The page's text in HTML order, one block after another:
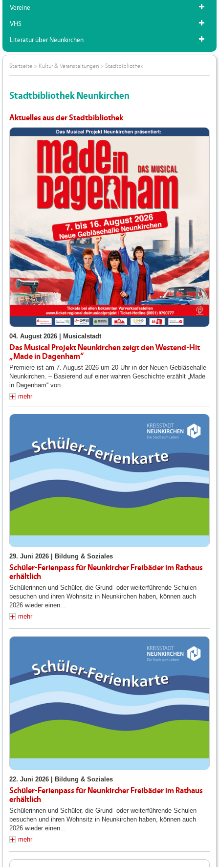
Vereine
VHS
Literatur über Neunkirchen
Startseite > Kultur & Veranstaltungen > Stadtbibliothek
Stadtbibliothek Neunkirchen
Aktuelles aus der Stadtbibliothek
04. August 2026 | Musicalstadt
Das Musical Projekt Neunkirchen zeigt den Westend-Hit
„Made in Dagenham“
Premiere ist am 7. August 2026 um 20 Uhr in der Neuen Gebläsehalle
Neunkirchen. – Basierend auf einer wahren Geschichte erzählt „Made
in Dagenham“ von...
mehr
29. Juni 2026 | Bildung & Soziales
Schüler-Ferienpass für Neunkircher Freibäder im Rathaus
erhältlich
Schülerinnen und Schüler, die Grund- oder weiterführende Schulen
besuchen und ihren Wohnsitz in Neunkirchen haben, können auch
2026 wieder einen...
mehr
22. Juni 2026 | Bildung & Soziales
Schüler-Ferienpass für Neunkircher Freibäder im Rathaus
erhältlich
Schülerinnen und Schüler, die Grund- oder weiterführende Schulen
besuchen und ihren Wohnsitz in Neunkirchen haben, können auch
2026 wieder einen...
mehr